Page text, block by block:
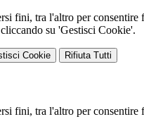
fini, tra l'altro per
su 'Gestisci Cookie'.
Cookie Rifiuta Tutti
fini, tra l'altro per